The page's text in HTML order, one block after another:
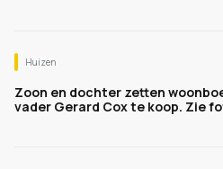
Huizen
Zoon en dochter zetten
vader Gerard Cox te koop. Zie